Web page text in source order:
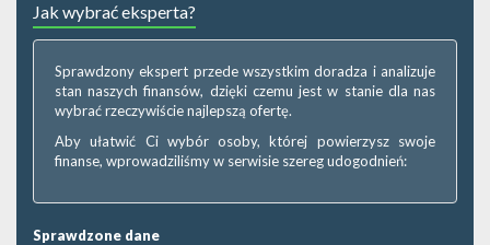
Jak wybrać eksperta?
Sprawdzony ekspert przede wszystkim doradza i analizuje
stan naszych finansów, dzięki czemu jest w stanie dla nas
wybrać rzeczywiście najlepszą ofertę.
Aby ułatwić Ci wybór osoby, której powierzysz swoje
finanse, wprowadziliśmy w serwisie szereg udogodnień:
Sprawdzone dane